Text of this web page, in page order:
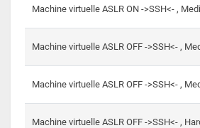
Machine virtuelle ASLR ON ->SSH<- ,
Machine virtuelle ASLR OFF ->SSH<- ,
Machine virtuelle ASLR OFF ->SSH<- ,
Machine virtuelle ASLR OFF ->SSH<- ,